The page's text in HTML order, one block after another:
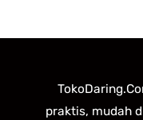
praktis, mudah